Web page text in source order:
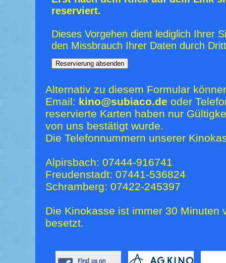
reserviert.
Dieses Vorgehen dient lediglich Ihrer
den Missbrauch Ihrer Daten durch
Alternativ zu diesem Formular
Email: kino@subiaco.de oder
reservierte Karten haben nur
von uns bestätigt wurde.
Die Telefonnummern unserer
Alpirsbach: 07444-916741
Freudenstadt: 07441-536824
Schramberg: 07422-245397
Die Kinokasse ist immer 30 Minuten
besetzt.